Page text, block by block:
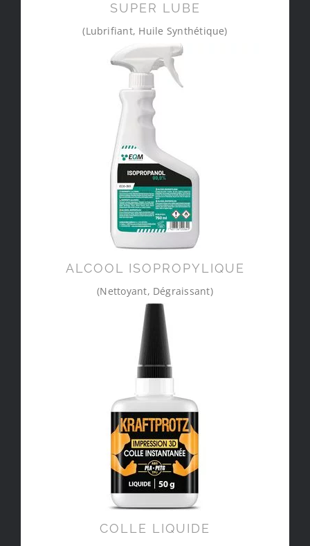
SUPER LUBE
(Lubrifiant, Huile Synthétique)
ALCOOL ISOPROPYLIQUE
(Nettoyant, Dégraissant)
COLLE LIQUIDE